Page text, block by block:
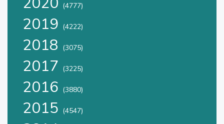
(4777)
2019 (4222)
2018 (3075)
2017 (3225)
2016 (3880)
2015 (4547)